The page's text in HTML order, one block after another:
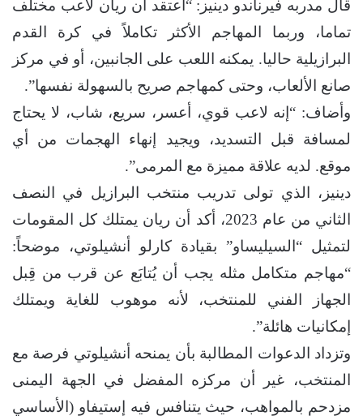
قال مدربه فيرناندو دينيز: “أعتقد أن ريان لاعب مختلف
تماما، وربما المهاجم الأكثر تكاملاً في كرة القدم
البرازيلية حاليا. يمكنه اللعب على الجانبين، أو في مركز
صانع الألعاب، وحتى كمهاجم صريح بالسهولة نفسها”.
وأضاف: “إنه لاعب قوي، أعسر، سريع، شاب، لا يحتاج
لمسافة قبل التسديد، ويجيد إنهاء الهجمات من أي
موقع. لديه علاقة مميزة مع المرمى”.
دينيز، الذي تولى تدريب منتخب البرازيل في النصف
الثاني من عام 2023، أكد أن ريان يمتلك كل المقومات
لتمثيل “السيليساو” بقيادة كارلو أنشيلوتي، موضحاً:
“مهاجم متكامل مثله يجب أن يُتابَع عن قرب من قِبل
الجهاز الفني للمنتخب، لأنه موهوب للغاية ويمتلك
إمكانيات هائلة”.
وتزداد الدعوات المطالبة بأن يمنحه أنشيلوتي فرصة مع
المنتخب، غير أن مركزه المفضل في الجهة اليمنى
مزدحم بالمواهب، حيث يتنافس فيه إستيفاو (الأساسي